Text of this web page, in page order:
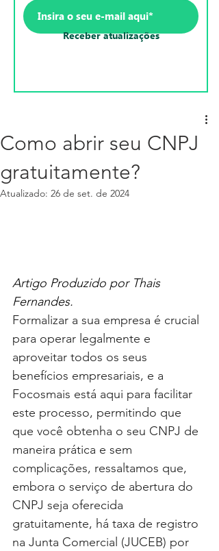
Receber atualizações
Como abrir seu CNPJ
gratuitamente?
Atualizado: 26 de set. de 2024
Artigo Produzido por Thais
Fernandes.
Formalizar a sua empresa é crucial
para operar legalmente e
aproveitar todos os seus
benefícios empresariais, e a
Focosmais está aqui para facilitar
este processo, permitindo que
que você obtenha o seu CNPJ de
maneira prática e sem
complicações, ressaltamos que,
embora o serviço de abertura do
CNPJ seja oferecida
gratuitamente, há taxa de registro
na Junta Comercial (JUCEB) por